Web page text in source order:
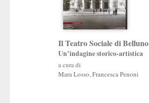
Il Teatro Sociale di Belluno
Un’indagine storico-artistica
a cura di
Mara Losso,Francesca Penoni